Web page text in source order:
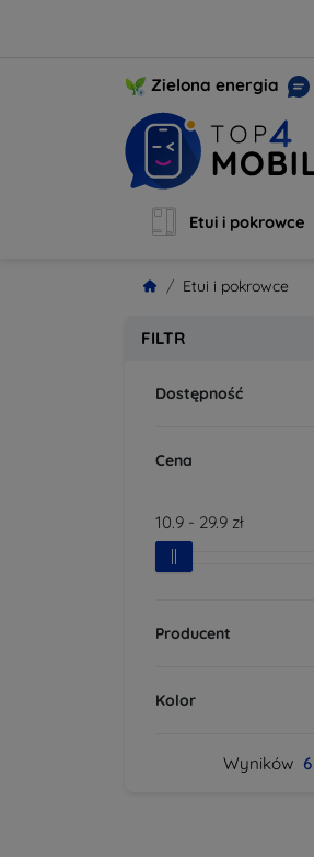
Zielona energia
Etui i pokrowce
Etui i pokrowce
FILTR
Dostępność
Cena
10.9 - 29.9 zł
Producent
Kolor
Wyników 6